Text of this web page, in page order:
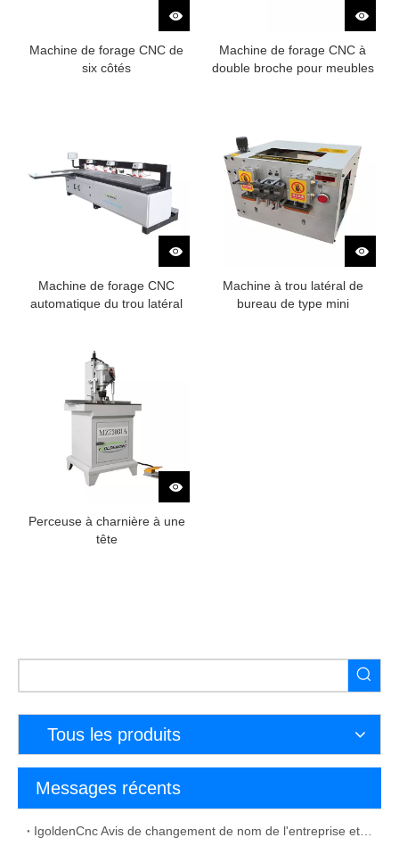
Machine de forage CNC de
six côtés
Machine de forage CNC à
double broche pour meubles
Machine de forage CNC
automatique du trou latéral
Machine à trou latéral de
bureau de type mini
Perceuse à charnière à une
tête
Tous les produits
Messages récents